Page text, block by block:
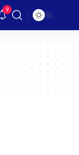
9